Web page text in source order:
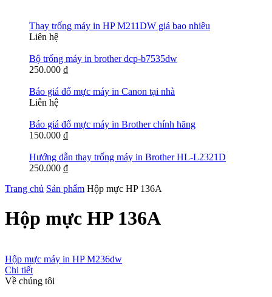
Thay trống máy in HP M211DW giá bao nhiêu
Liên hệ
Bộ trống máy in brother dcp-b7535dw
250.000 ₫
Báo giá đổ mực máy in Canon tại nhà
Liên hệ
Báo giá đổ mực máy in Brother chính hãng
150.000 ₫
Hướng dẫn thay trống máy in Brother HL-L2321D
250.000 ₫
Trang chủ Sản phẩm Hộp mực HP 136A
Hộp mực HP 136A
Hộp mực máy in HP M236dw
Chi tiết
Về chúng tôi